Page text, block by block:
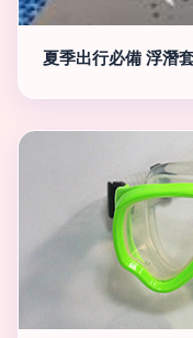
夏季出行必備 浮潛